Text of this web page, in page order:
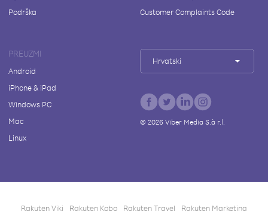
Podrška
Customer Complaints Code
PREUZMI
Android
iPhone & iPad
Windows PC
Mac
Linux
Hrvatski
© 2026Viber Media S.à r.l.
Rakuten Viki Rakuten Kobo Rakuten Travel Rakuten Marketing